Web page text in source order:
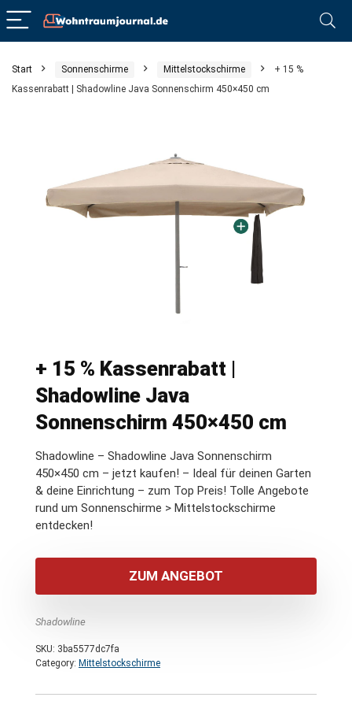
Start Sonnenschirme Mittelstockschirme
+ 15 %
Kassenrabatt | Shadowline Java Sonnenschirm 450×450 cm
+ 15 % Kassenrabatt |
Shadowline Java
Sonnenschirm 450×450 cm
Shadowline – Shadowline Java Sonnenschirm
450×450 cm – jetzt kaufen! – Ideal für deinen Garten
& deine Einrichtung – zum Top Preis! Tolle Angebote
rund um Sonnenschirme > Mittelstockschirme
entdecken!
ZUM ANGEBOT
Shadowline
SKU: 3ba5577dc7fa
Category: Mittelstockschirme